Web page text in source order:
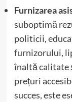
Furnizarea
suboptimă
politicii,
furnizorului,
înaltă calitate
prețuri
succes, este